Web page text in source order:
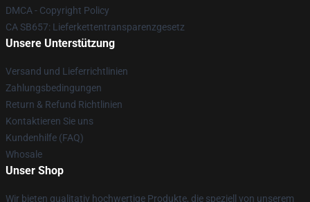
DMCA - Copyright Policy
CA SB657: Lieferkettentransparenzgesetz
Unsere Unterstützung
Versand und Lieferrichtlinien
Zahlungsbedingungen
Return & Refund Richtlinien
Kontaktieren Sie uns
Kundenhilfe (FAQ)
Whosale
Unser Shop
Wir bieten qualitativ hochwertige Produkte, die speziell von unserem